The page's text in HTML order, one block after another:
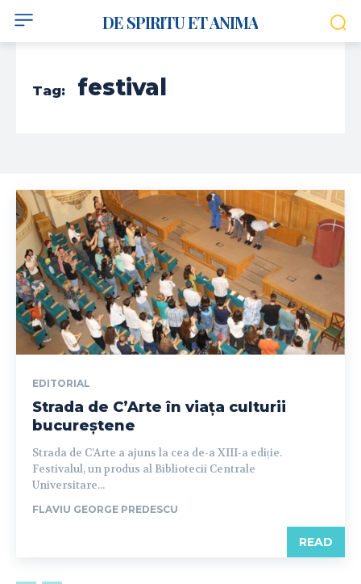
DE SPIRITU ET ANIMA
Tag: festival
EDITORIAL
Strada de C’Arte în viața culturii
bucureștene
Strada de C’Arte a ajuns la cea de-a XIII-a ediție.
Festivalul, un produs al Bibliotecii Centrale
Universitare...
FLAVIU GEORGE PREDESCU
READ